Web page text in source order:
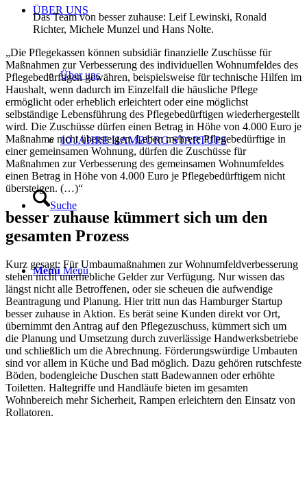
ÜBER UNS
Über uns
10 JAHRE HAMBURG STARTUPS
Suche
Menü Menü
Das Team von besser zuhause: Leif Lewinski, Ronald
Richter, Michele Munzel und Hans Nolte.
„Die Pflegekassen können subsidiär finanzielle Zuschüsse für
Maßnahmen zur Verbesserung des individuellen Wohnumfeldes des
Pflegebedürftigen gewähren, beispielsweise für technische Hilfen im
Haushalt, wenn dadurch im Einzelfall die häusliche Pflege
ermöglicht oder erheblich erleichtert oder eine möglichst
selbständige Lebensführung des Pflegebedürftigen wiederhergestellt
wird. Die Zuschüsse dürfen einen Betrag in Höhe von 4.000 Euro je
Maßnahme nicht übersteigen. Leben mehrere Pflegebedürftige in
einer gemeinsamen Wohnung, dürfen die Zuschüsse für
Maßnahmen zur Verbesserung des gemeinsamen Wohnumfeldes
einen Betrag in Höhe von 4.000 Euro je Pflegebedürftigem nicht
übersteigen. (…)“
besser zuhause kümmert sich um den
gesamten Prozess
Kurz gesagt: Für Umbaumaßnahmen zur Wohnumfeldverbesserung
stehen nicht unerhebliche Gelder zur Verfügung. Nur wissen das
längst nicht alle Betroffenen, oder sie scheuen die aufwendige
Beantragung und Planung. Hier tritt nun das Hamburger Startup
besser zuhause in Aktion. Es berät seine Kunden direkt vor Ort,
übernimmt den Antrag auf den Pflegezuschuss, kümmert sich um
die Planung und Umsetzung durch zuverlässige Handwerksbetriebe
und schließlich um die Abrechnung. Förderungswürdige Umbauten
sind vor allem in Küche und Bad möglich. Dazu gehören rutschfeste
Böden, bodengleiche Duschen statt Badewannen oder erhöhte
Toiletten. Haltegriffe und Handläufe bieten im gesamten
Wohnbereich mehr Sicherheit, Rampen erleichtern den Einsatz von
Rollatoren.